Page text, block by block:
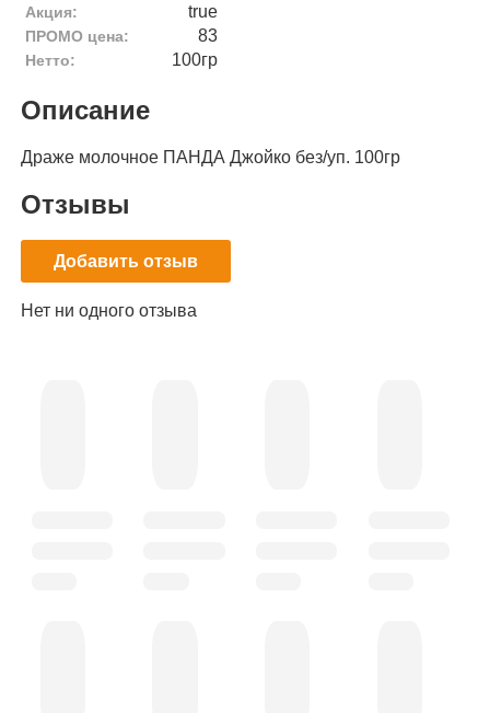
Акция: true
ПРОМО цена: 83
Нетто: 100гр
Описание
Драже молочное ПАНДА Джойко без/уп. 100гр
Отзывы
Добавить отзыв
Нет ни одного отзыва